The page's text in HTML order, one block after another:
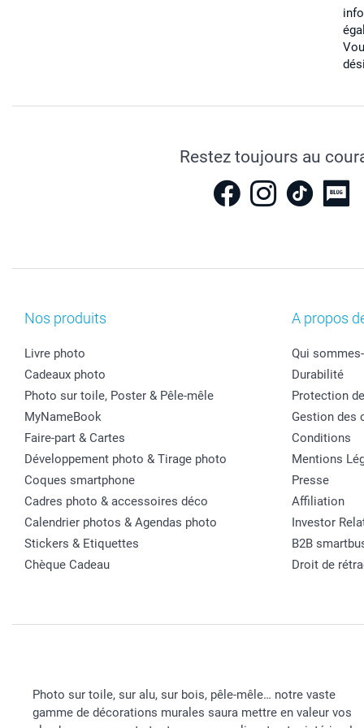
Restez toujours au
Nos produits
Livre photo
Cadeaux photo
Photo sur toile, Poster & Pêle-mêle
MyNameBook
Faire-part & Cartes
Développement photo & Tirage photo
Coques smartphone
Cadres photo & accessoires déco
Calendrier photos & Agendas photo
Stickers & Etiquettes
Chèque Cadeau
A propos
Qui
Durabilité
Protection
Gestion des
Conditions
Mentions
Presse
Affiliation
Investor
B2B
Droit de
Photo sur toile, sur alu, sur bois, pêle-mêle… notre vaste
gamme de décorations murales saura mettre en valeur vos